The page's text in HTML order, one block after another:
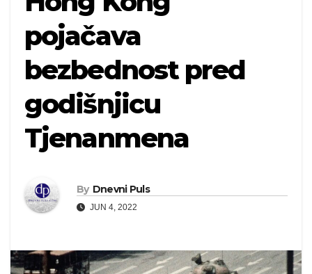
pojačava
bezbednost pred
godišnjicu
Tjenanmena
By Dnevni Puls
JUN 4, 2022